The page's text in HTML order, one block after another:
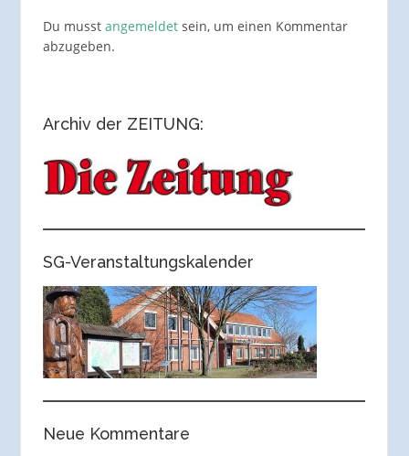
Du musst angemeldetsein, um einen Kommentar
abzugeben.
Archiv der ZEITUNG:
SG-Veranstaltungskalender
Neue Kommentare